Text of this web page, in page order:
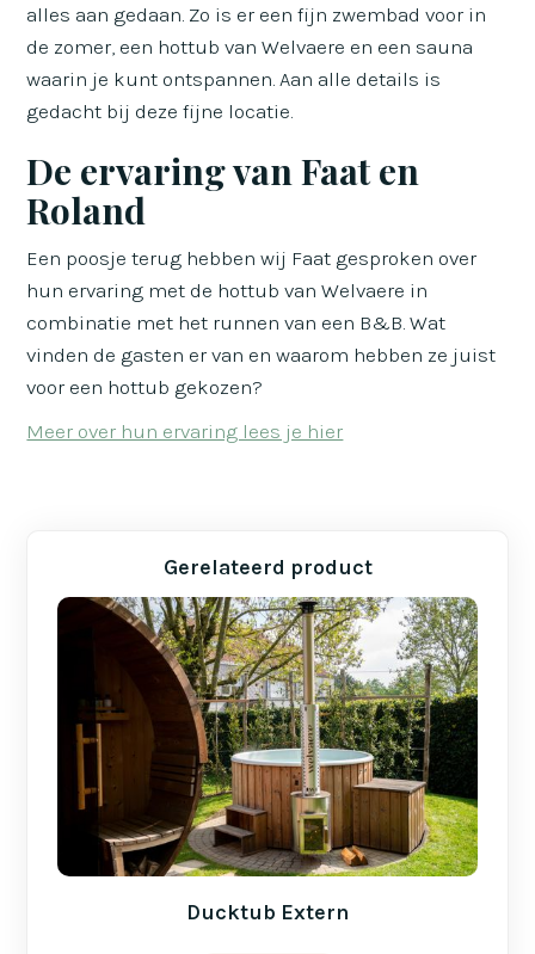
alles aan gedaan. Zo is er een fijn zwembad voor in
de zomer, een hottub van Welvaere en een sauna
waarin je kunt ontspannen. Aan alle details is
gedacht bij deze fijne locatie.
De ervaring van Faat en
Roland
Een poosje terug hebben wij Faat gesproken over
hun ervaring met de hottub van Welvaere in
combinatie met het runnen van een B&B. Wat
vinden de gasten er van en waarom hebben ze juist
voor een hottub gekozen?
Meer over hun ervaring lees je hier
Gerelateerd product
Ducktub Extern